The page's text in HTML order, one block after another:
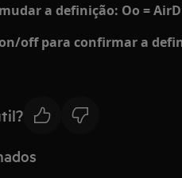
a definição: Oo =
off para confirmar a